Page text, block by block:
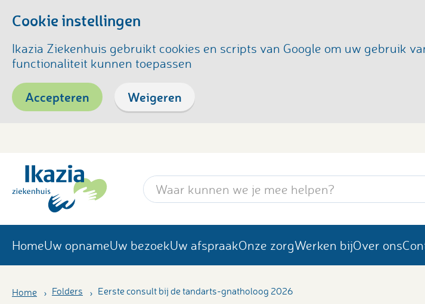
Cookie instellingen
Ikazia Ziekenhuis gebruikt cookies en scripts van Google om uw gebruik
functionaliteit kunnen toepassen
Accepteren Weigeren
Zoekwoord
HomeUw opnameUw bezoekUw afspraakOnze zorgWerken bijOver ons
Home Folders Eerste consult bij de tandarts-gnatholoog 2026